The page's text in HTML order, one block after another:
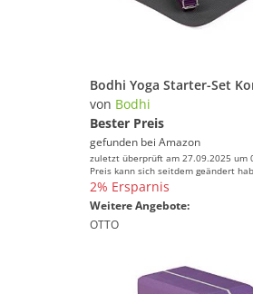
von Bodhi
Bester Preis
gefunden bei Amazon
zuletzt überprüft am 27.09.2025 um
Preis kann sich seitdem geändert
2% Ersparnis
Weitere Angebote:
OTTO